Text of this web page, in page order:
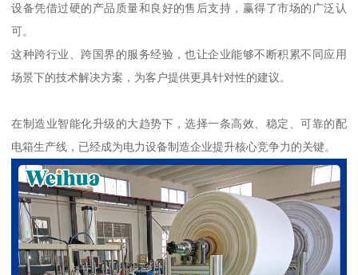
设备凭借过硬的产品质量和良好的售后支持，赢得了市场的广泛认
可。
这种跨行业、跨国界的服务经验，也让企业能够不断积累不同应用
场景下的技术解决方案，为客户提供更具针对性的建议。
在制造业智能化升级的大趋势下，选择一条高效、稳定、可靠的配
电箱生产线，已经成为电力设备制造企业提升核心竞争力的关键。